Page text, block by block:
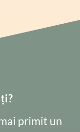
primit un